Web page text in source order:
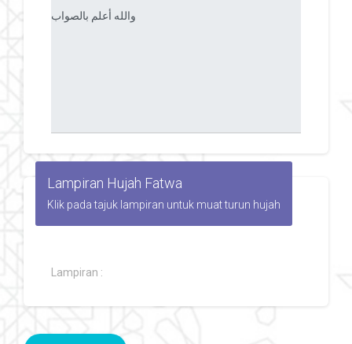
Lampiran Hujah Fatwa
Klik pada tajuk lampiran untuk muat turun hujah
Lampiran :